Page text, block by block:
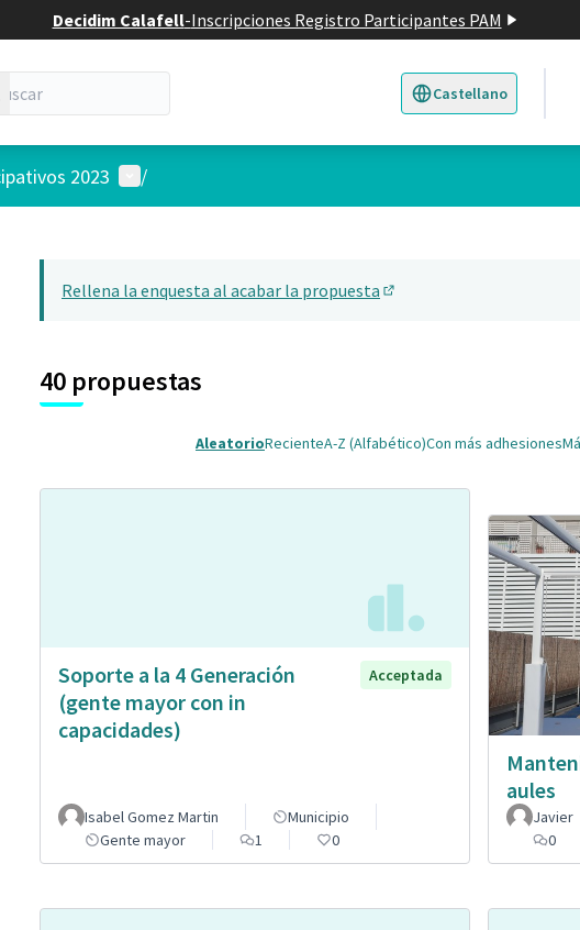
Decidim Calafell-Inscripciones Registro Participantes PAM
Castellano
Triar la llengua Elegir
2023 Menú de usuario
/
Rellena la enquesta al acabar la propuesta
40 propuestas
AleatorioRecienteA-Z (Alfabético)Con más adhesiones
Soporte a la 4 Generación
(gente mayor con in
capacidades)
Acceptada
Isabel Gomez Martin
Municipio
Gente mayor
1 0
aules
Javier
0